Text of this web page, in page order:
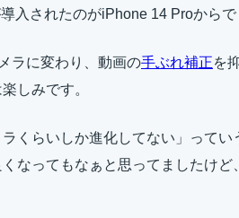
入されたのがiPhone 14 Proからで
ラに変わり、動画の手ぶれ補正を
しみです。
くらいしか進化してない」って
なってもなぁと思ってましたけど